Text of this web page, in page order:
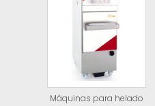
Máquinas para helado